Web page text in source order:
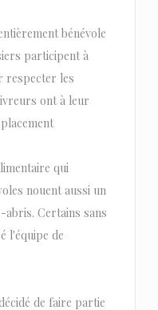
bénévole
participent à
respecter les
ont à leur
qui
nouent aussi un
abris. Certains sans
l'équipe de
de faire partie